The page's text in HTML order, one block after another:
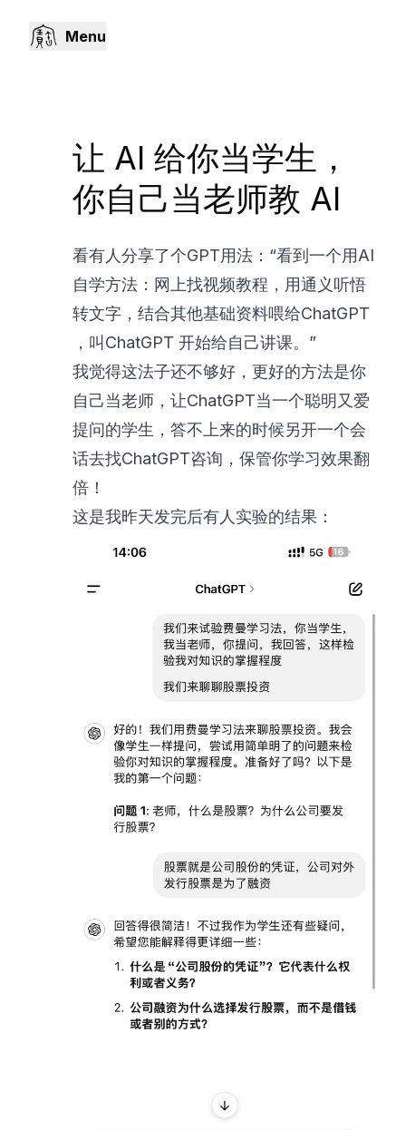
Menu
让 AI 给你当学生，
你自己当老师教 AI
看有人分享了个GPT用法：“看到一个用AI
自学方法：网上找视频教程，用通义听悟
转文字，结合其他基础资料喂给ChatGPT
，叫ChatGPT 开始给自己讲课。”
我觉得这法子还不够好，更好的方法是你
自己当老师，让ChatGPT当一个聪明又爱
提问的学生，答不上来的时候另开一个会
话去找ChatGPT咨询，保管你学习效果翻
倍！
这是我昨天发完后有人实验的结果：